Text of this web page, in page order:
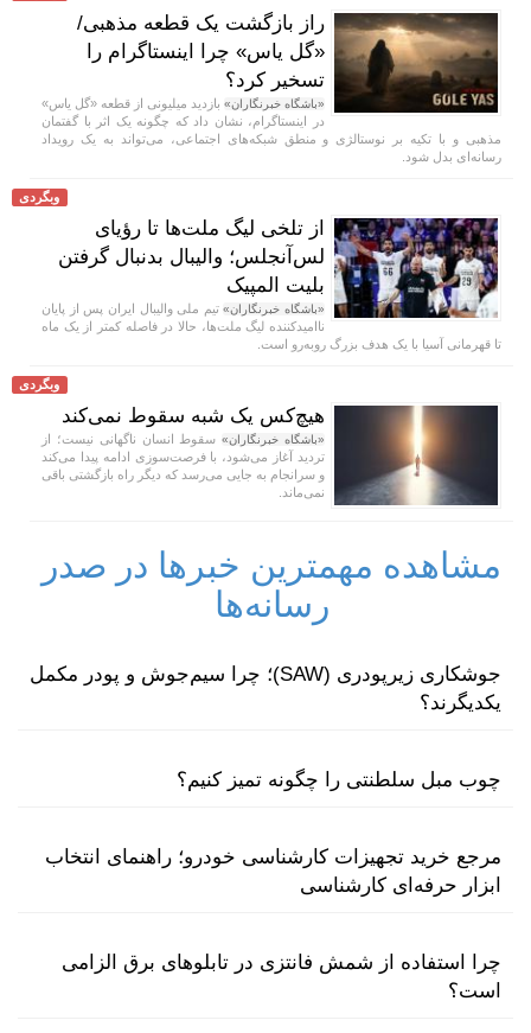
راز بازگشت یک قطعه مذهبی/
«گل یاس» چرا اینستاگرام را
تسخیر کرد؟
«باشگاه خبرنگاران» بازدید میلیونی از قطعه «گل یاس»
در اینستاگرام، نشان داد که چگونه یک اثر با گفتمان
مذهبی و با تکیه بر نوستالژی و منطق شبکه‌های اجتماعی، می‌تواند به یک رویداد
رسانه‌ای بدل شود.
وبگردی
از تلخی لیگ ملت‌ها تا رؤیای
لس‌آنجلس؛ والیبال بدنبال گرفتن
بلیت المپیک
«باشگاه خبرنگاران»تیم ملی والیبال ایران پس از پایان
ناامیدکننده لیگ ملت‌ها، حالا در فاصله کمتر از یک ماه
تا قهرمانی آسیا با یک هدف بزرگ روبه‌رو است.
وبگردی
هیچ‌کس یک شبه سقوط نمی‌کند
«باشگاه خبرنگاران»سقوط انسان ناگهانی نیست؛ از
تردید آغاز می‌شود، با فرصت‌سوزی ادامه پیدا می‌کند
و سرانجام به جایی می‌رسد که دیگر راه بازگشتی باقی
نمی‌ماند.
مشاهده مهمترین خبرها در صدر
رسانه‌ها
جوشکاری زیرپودری (SAW)؛ چرا سیم‌جوش و پودر مکمل
یکدیگرند؟
چوب مبل سلطنتی را چگونه تمیز کنیم؟
مرجع خرید تجهیزات کارشناسی خودرو؛ راهنمای انتخاب
ابزار حرفه‌ای کارشناسی
چرا استفاده از شمش فانتزی در تابلوهای برق الزامی
است؟